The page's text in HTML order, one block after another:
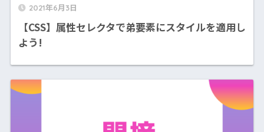
2021年6月3日
【CSS】属性セレクタで弟要素にスタイルを適用し
よう!